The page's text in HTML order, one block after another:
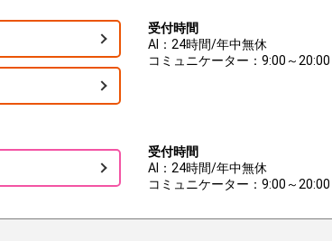
受付時間
AI：24時間/年中無休
コミュニケーター：9:00～20:00
受付時間
AI：24時間/年中無休
コミュニケーター：9:00～20:00